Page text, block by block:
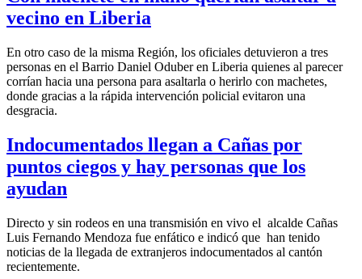
vecino en Liberia
En otro caso de la misma Región, los oficiales detuvieron a tres
personas en el Barrio Daniel Oduber en Liberia quienes al parecer
corrían hacia una persona para asaltarla o herirlo con machetes,
donde gracias a la rápida intervención policial evitaron una
desgracia.
Indocumentados llegan a Cañas por
puntos ciegos y hay personas que los
ayudan
Directo y sin rodeos en una transmisión en vivo el alcalde Cañas
Luis Fernando Mendoza fue enfático e indicó que han tenido
noticias de la llegada de extranjeros indocumentados al cantón
recientemente.